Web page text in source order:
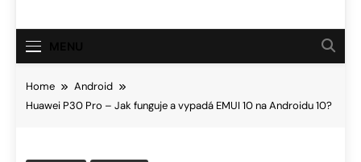
Infoek.cz
Novinkám
Home
Android
Huawei P30 Pro – Jak funguje a vypadá EMUI 10 na Androidu 10?